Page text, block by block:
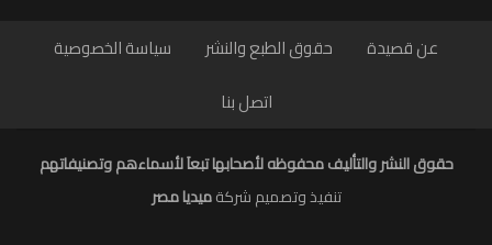
عن قصيدة حقوق الطبع والنشر
سياسة الخصوصية
اتصل بنا
حقوق النشر والتأليف محفوظه لأصحابها تبعاَ لأسماءهم وتصنيفاتهم
تنفيذ وتصميم شركةميديا مصر